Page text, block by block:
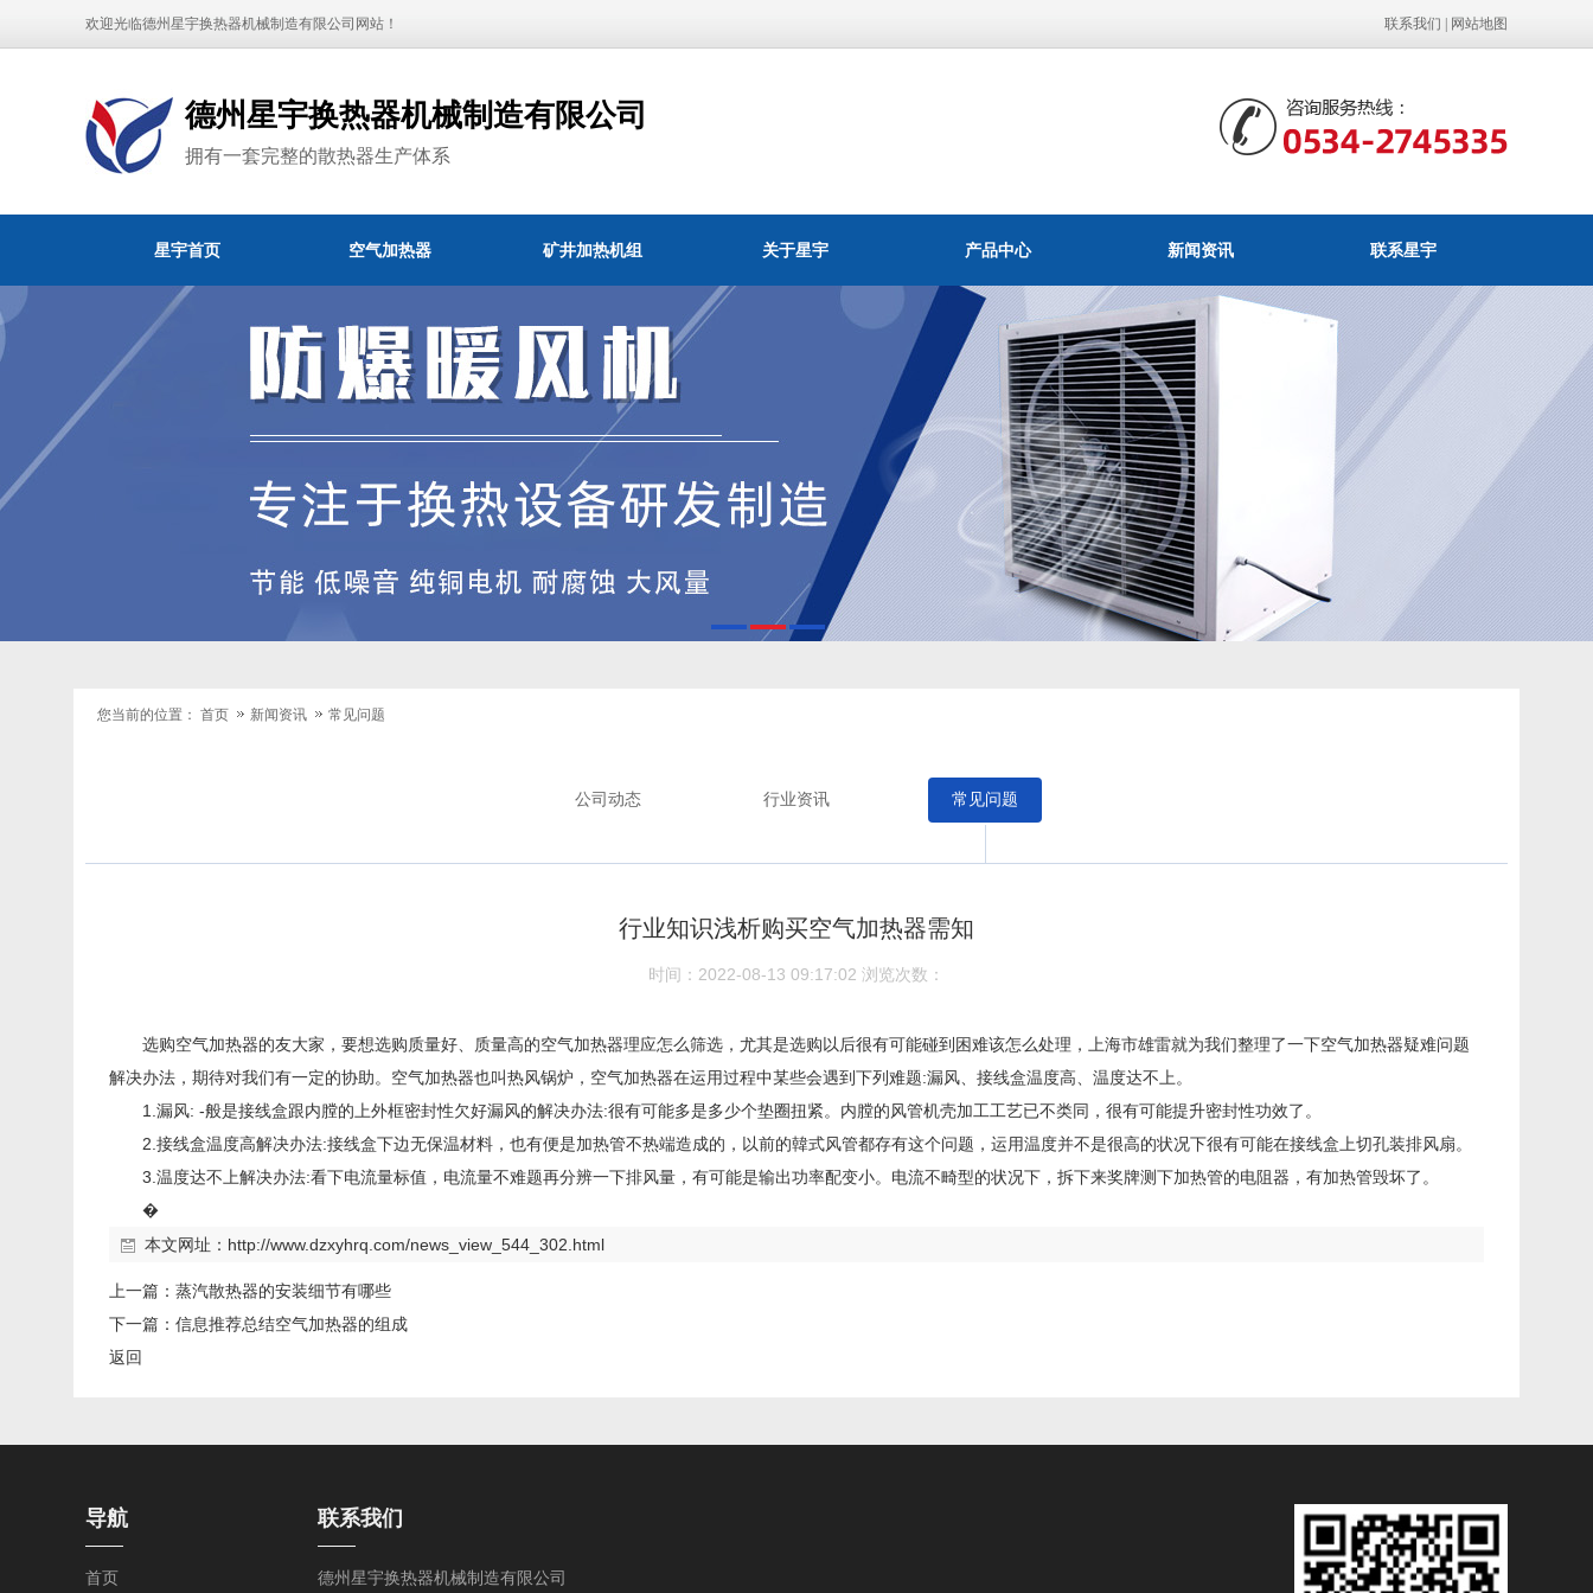
欢迎光临德州星宇换热器机械制造有限公司网站！ 联系我们 网站地图
德州星宇换热器机械制造有限公司
拥有一套完整的散热器生产体系
星宇首页 空气加热器 矿井加热机组 关于星宇 产品中心 新闻资讯 联系星宇
您当前的位置： 首页 新闻资讯 常见问题
公司动态 行业资讯 常见问题
行业知识浅析购买空气加热器需知
时间：2022-08-13 09:17:02 浏览次数：
选购空气加热器的友大家，要想选购质量好、质量高的空气加热器理应怎么筛选，尤其是选购以后很有可能碰到困难该怎么处理，上海市雄雷就为我们整理了一下空气加热器疑难问题
解决办法，期待对我们有一定的协助。空气加热器也叫热风锅炉，空气加热器在运用过程中某些会遇到下列难题:漏风、接线盒温度高、温度达不上。
1.漏风: -般是接线盒跟内膛的上外框密封性欠好漏风的解决办法:很有可能多是多少个垫圈扭紧。内膛的风管机壳加工工艺已不类同，很有可能提升密封性功效了。
2.接线盒温度高解决办法:接线盒下边无保温材料，也有便是加热管不热端造成的，以前的韓式风管都存有这个问题，运用温度并不是很高的状况下很有可能在接线盒上切孔装排风扇。
3.温度达不上解决办法:看下电流量标值，电流量不难题再分辨一下排风量，有可能是输出功率配变小。电流不畸型的状况下，拆下来奖牌测下加热管的电阻器，有加热管毁坏了。
�
本文网址： http://www.dzxyhrq.com/news_view_544_302.html
上一篇： 蒸汽散热器的安装细节有哪些
下一篇： 信息推荐总结空气加热器的组成
返回
导航
首页
联系我们
德州星宇换热器机械制造有限公司